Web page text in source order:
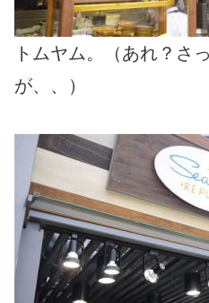
トムヤム。（あれ？さ
が、、）